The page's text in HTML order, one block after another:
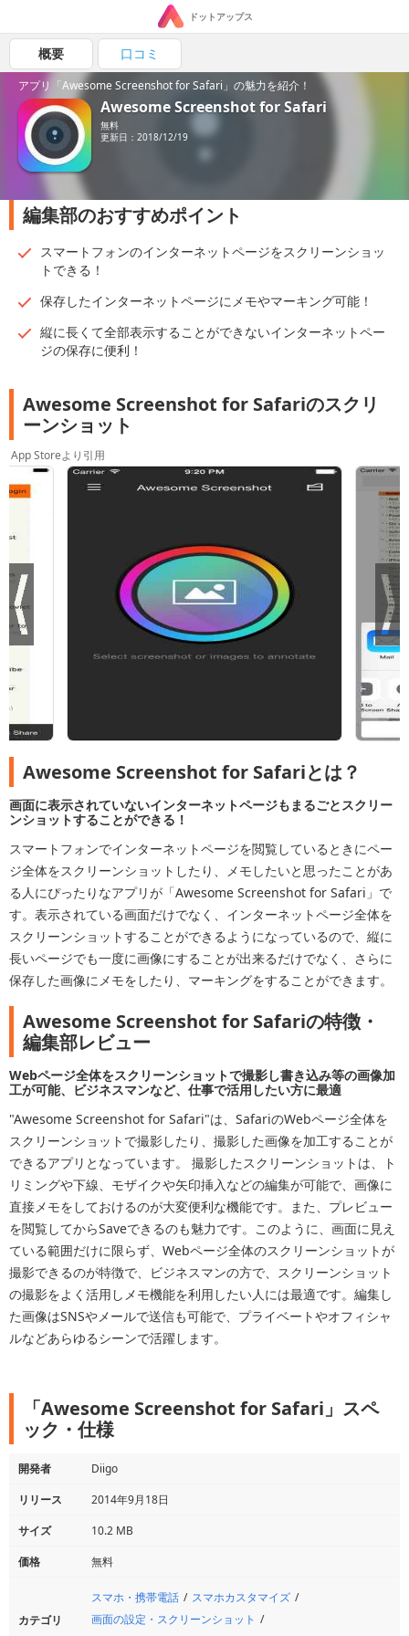
ドットアップス
概要 口コミ
アプリ「Awesome Screenshot for Safari」の魅力を紹介！
Awesome Screenshot for Safari
無料
更新日：2018/12/19
編集部のおすすめポイント
スマートフォンのインターネットページをスクリーンショッ
トできる！
保存したインターネットページにメモやマーキング可能！
縦に長くて全部表示することができないインターネットペー
ジの保存に便利！
Awesome Screenshot for Safariのスクリ
ーンショット
App Storeより引用
Awesome Screenshot for Safariとは？
画面に表示されていないインターネットページもまるごとスクリー
ンショットすることができる！
スマートフォンでインターネットページを閲覧しているときにペー
ジ全体をスクリーンショットしたり、メモしたいと思ったことがあ
る人にぴったりなアプリが「Awesome Screenshot for Safari」で
す。表示されている画面だけでなく、インターネットページ全体を
スクリーンショットすることができるようになっているので、縦に
長いページでも一度に画像にすることが出来るだけでなく、さらに
保存した画像にメモをしたり、マーキングをすることができます。
Awesome Screenshot for Safariの特徴・
編集部レビュー
Webページ全体をスクリーンショットで撮影し書き込み等の画像加
工が可能、ビジネスマンなど、仕事で活用したい方に最適
"Awesome Screenshot for Safari"は、SafariのWebページ全体を
スクリーンショットで撮影したり、撮影した画像を加工することが
できるアプリとなっています。 撮影したスクリーンショットは、ト
リミングや下線、モザイクや矢印挿入などの編集が可能で、画像に
直接メモをしておけるのが大変便利な機能です。また、プレビュー
を閲覧してからSaveできるのも魅力です。このように、画面に見え
ている範囲だけに限らず、Webページ全体のスクリーンショットが
撮影できるのが特徴で、ビジネスマンの方で、スクリーンショット
の撮影をよく活用しメモ機能を利用したい人には最適です。編集し
た画像はSNSやメールで送信も可能で、プライベートやオフィシャ
ルなどあらゆるシーンで活躍します。
「Awesome Screenshot for Safari」スペ
ック・仕様
開発者
Diigo
リリース
2014年9月18日
サイズ
10.2 MB
価格
無料
カテゴリ
スマホ・携帯電話
スマホカスタマイズ
画面の設定・スクリーンショット